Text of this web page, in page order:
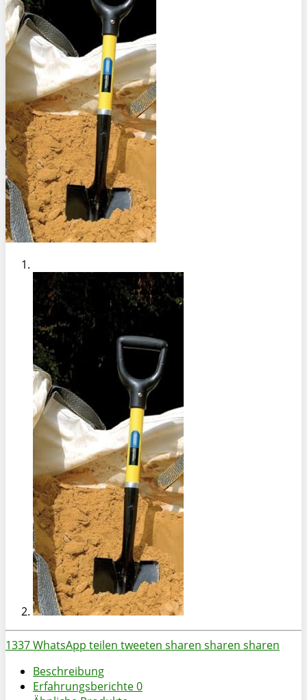
1337WhatsApp teilen tweeten sharen sharen sharen
Beschreibung
Erfahrungsberichte0